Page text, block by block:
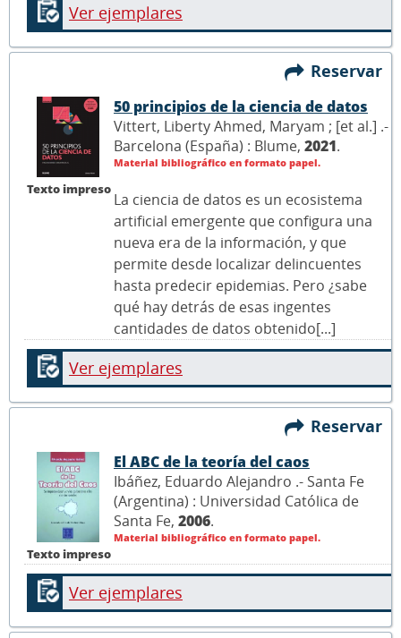
Ver ejemplares
Reservar
Texto impreso
50 principios de la ciencia de datos
Vittert, Liberty Ahmed, Maryam ; [et al.] .-
Barcelona (España) : Blume, 2021.
Material bibliográfico en formato papel.
La ciencia de datos es un ecosistema
artificial emergente que configura una
nueva era de la información, y que
permite desde localizar delincuentes
hasta predecir epidemias. Pero ¿sabe
qué hay detrás de esas ingentes
cantidades de datos obtenido[...]
Ver ejemplares
Reservar
Texto impreso
El ABC de la teoría del caos
Ibáñez, Eduardo Alejandro .- Santa Fe
(Argentina) : Universidad Católica de
Santa Fe, 2006.
Material bibliográfico en formato papel.
Ver ejemplares